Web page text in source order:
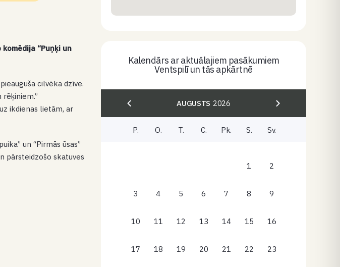
“Puņķi un
cilvēka dzīve.
ikdienas lietām, ar
un “Pirmās ūsas”
pārsteidzošo skatuves
Kalendārs ar aktuālajiem pasākumiem
Ventspilī un tās apkārtnē
AUGUSTS 2026
P. O. T. C. Pk. S. Sv.
1 2
3 4 5 6 7 8 9
10 11 12 13 14 15 16
17 18 19 20 21 22 23